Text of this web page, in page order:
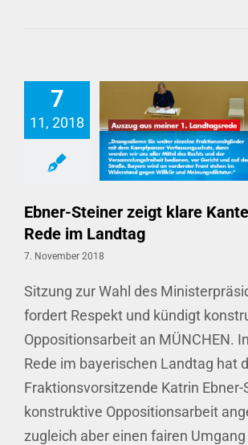
7
11, 2018
Ebner-Steiner zeigt klare
Rede im Landtag
7. November 2018
Sitzung zur Wahl des
fordert Respekt und kündigt
Oppositionsarbeit an MÜNCHEN.
Rede im bayerischen Landtag hat
Fraktionsvorsitzende Katrin Ebner-
konstruktive Oppositionsarbeit
zugleich aber einen fairen